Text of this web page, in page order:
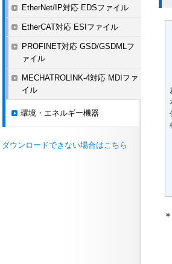
∗
EtherNet/IP対応 EDSファイル
EtherCAT対応 ESIファイル
PROFINET対応 GSD/GSDMLフ
ァイル
MECHATROLINK-4対応 MDIファ
イル
環境・エネルギー機器
ダウンロードできない場合はこちら